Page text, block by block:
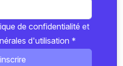
de confidentialité et
d'utilisation *